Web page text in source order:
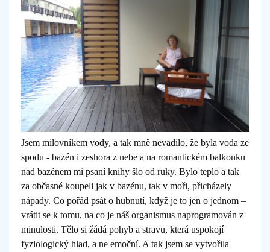
Jsem milovníkem vody, a tak mně nevadilo, že byla voda ze
spodu - bazén i zeshora z nebe a na romantickém balkonku
nad bazénem mi psaní knihy šlo od ruky. Bylo teplo a tak
za občasné koupeli jak v bazénu, tak v moři, přicházely
nápady. Co pořád psát o hubnutí, když je to jen o jednom –
vrátit se k tomu, na co je náš organismus naprogramován z
minulosti. Tělo si žádá pohyb a stravu, která uspokojí
fyziologický hlad, a ne emoční. A tak jsem se vytvořila